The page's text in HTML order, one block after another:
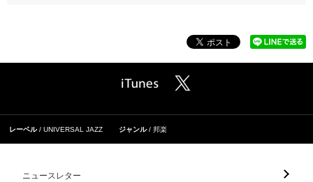
レーベル UNIVERSAL JAZZ ジャンル 邦楽
ニュースレター